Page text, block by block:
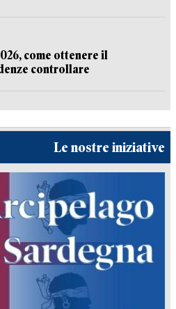
come ottenere il
controllare
Le nostre iniziative